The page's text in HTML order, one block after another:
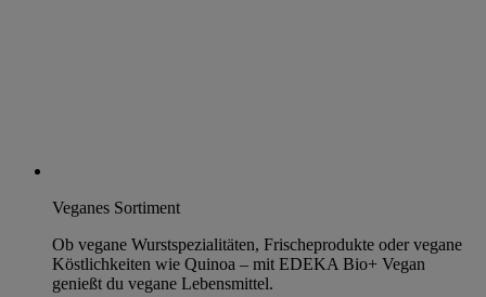
Veganes Sortiment
Ob vegane Wurstspezialitäten, Frischeprodukte oder vegane
Köstlichkeiten wie Quinoa – mit EDEKA Bio+ Vegan
genießt du vegane Lebensmittel.